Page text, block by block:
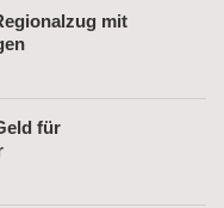
mit
für